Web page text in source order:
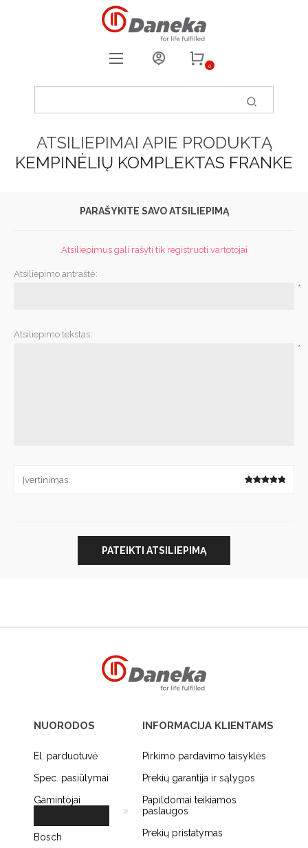
PATIKUSIOS PREKĖS 0
0
ATSILIEPIMAI APIE PRODUKTĄ
KEMPINĖLIŲ KOMPLEKTAS FRANKE
PARAŠYKITE SAVO ATSILIEPIMĄ
Atsiliepimus gali rašyti tik registruoti vartotojai
Atsiliepimo antraštė:
*
Atsiliepimo tekstas:
*
Įvertinimas:
PATEIKTI ATSILIEPIMĄ
NUORODOS
El. parduotuvė
Spec. pasiūlymai
Gamintojai
Bosch
INFORMACIJA KLIENTAMS
Pirkimo pardavimo taisyklės
Prekių garantija ir sąlygos
Papildomai teikiamos
paslaugos
Prekių pristatymas